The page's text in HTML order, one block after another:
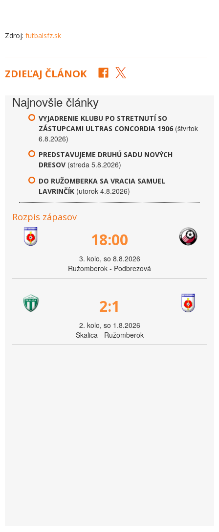
Zdroj: futbalsfz.sk
ZDIEĽAJ ČLÁNOK
Najnovšie články
VYJADRENIE KLUBU PO STRETNUTÍ SO
ZÁSTUPCAMI ULTRAS CONCORDIA 1906 (štvrtok
6.8.2026)
PREDSTAVUJEME DRUHÚ SADU NOVÝCH
DRESOV (streda 5.8.2026)
DO RUŽOMBERKA SA VRACIA SAMUEL
LAVRINČÍK (utorok 4.8.2026)
Rozpis zápasov
18:00
3. kolo, so 8.8.2026
Ružomberok - Podbrezová
2:1
2. kolo, so 1.8.2026
Skalica - Ružomberok